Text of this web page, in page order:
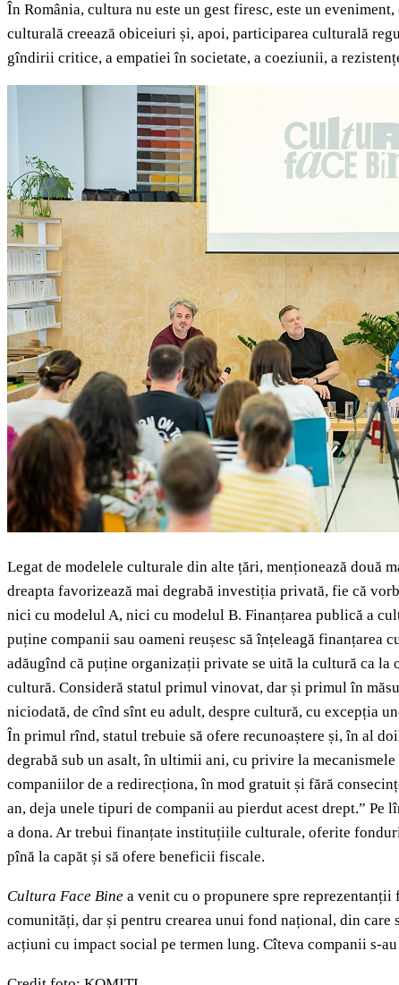
În România, cultura nu este un gest firesc, este un
culturală creează obiceiuri și, apoi, participarea culturală
gîndirii critice, a empatiei în societate, a coeziunii, a
Legat de modelele culturale din alte țări, menționează două
dreapta favorizează mai degrabă investiția privată, fie că
nici cu modelul A, nici cu modelul B. Finanțarea publică a
puține companii sau oameni reușesc să înțeleagă
adăugînd că puține organizații private se uită la cultură ca
cultură. Consideră statul primul vinovat, dar și primul în
niciodată, de cînd sînt eu adult, despre cultură, cu excepția
În primul rînd, statul trebuie să ofere recunoaștere și, în al
degrabă sub un asalt, în ultimii ani, cu privire la
companiilor de a redirecționa, în mod gratuit și fără
an, deja unele tipuri de companii au pierdut acest drept.” Pe
a dona. Ar trebui finanțate instituțiile culturale, oferite
pînă la capăt și să ofere beneficii fiscale.
Cultura Face Bine a venit cu o propunere spre
comunități, dar și pentru crearea unui fond național, din
acțiuni cu impact social pe termen lung. Cîteva companii s-